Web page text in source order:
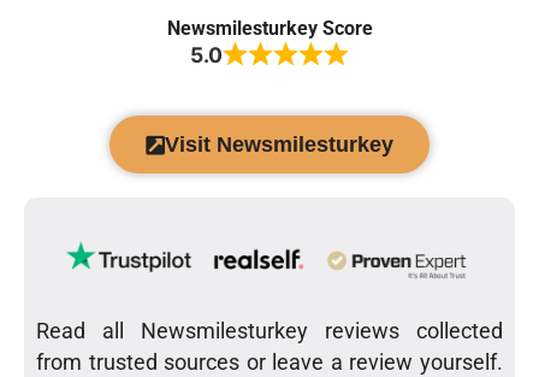
Newsmilesturkey Score
5.0
Visit Newsmilesturkey
Read all Newsmilesturkey reviews collected
from trusted sources or leave a review yourself.